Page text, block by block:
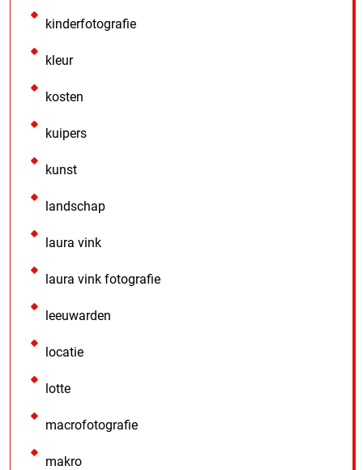
kinderfotografie
kleur
kosten
kuipers
kunst
landschap
laura vink
laura vink fotografie
leeuwarden
locatie
lotte
macrofotografie
makro